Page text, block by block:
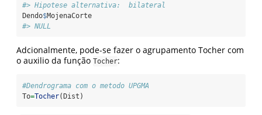
#> Hipotese alternativa:  bilateral
Dendo$MojenaCorte
#> NULL
Adcionalmente, pode-se fazer o agrupamento Tocher com
o auxilio da função Tocher:
#Dendrograma com o metodo UPGMA
To=Tocher(Dist)